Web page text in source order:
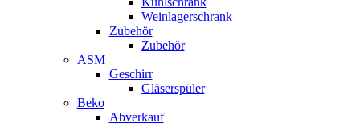
Weinlagerschrank
Zubehör
Zubehör
ASM
Geschirr
Gläserspüler
Beko
Abverkauf